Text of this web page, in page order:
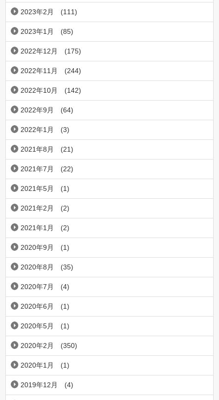
2023年2月 (111)
2023年1月 (85)
2022年12月 (175)
2022年11月 (244)
2022年10月 (142)
2022年9月 (64)
2022年1月 (3)
2021年8月 (21)
2021年7月 (22)
2021年5月 (1)
2021年2月 (2)
2021年1月 (2)
2020年9月 (1)
2020年8月 (35)
2020年7月 (4)
2020年6月 (1)
2020年5月 (1)
2020年2月 (350)
2020年1月 (1)
2019年12月 (4)